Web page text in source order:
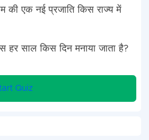
की एक नई प्रजाति किस राज्य में
हर साल किस दिन मनाया जाता है?
Quiz